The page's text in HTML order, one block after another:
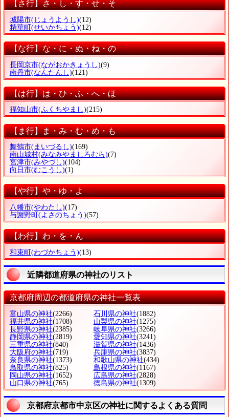
【さ行】さ・し・す・せ・そ
城陽市(じょうようし)(12)
精華町 (せいかちょう)(12)
【な行】な・に・ぬ・ね・の
長岡京市(ながおかきょうし)(9)
南丹市(なんたんし)(121)
【は行】は・ひ・ふ・へ・ほ
福知山市(ふくちやまし)(215)
【ま行】ま・み・む・め・も
舞鶴市(まいづるし)(169)
南山城村(みなみやましろむら)(7)
宮津市(みやづし)(104)
向日市(むこうし)(1)
【や行】や・ゆ・よ
八幡市(やわたし)(17)
与謝野町 (よさのちょう)(57)
【わ行】わ・を・ん
和束町(わづかちょう)(13)
近隣都道府県の神社のリスト
京都府周辺の都道府県の神社一覧表
富山県の神社(2266) 石川県の神社(1882)
福井県の神社(1708) 山梨県の神社(1275)
長野県の神社(2385) 岐阜県の神社(3266)
静岡県の神社(2819) 愛知県の神社(3241)
三重県の神社(840) 滋賀県の神社(1436)
大阪府の神社(719) 兵庫県の神社(3837)
奈良県の神社(1373) 和歌山県の神社(434)
鳥取県の神社(825) 島根県の神社(1167)
岡山県の神社(1652) 広島県の神社(2828)
山口県の神社(765) 徳島県の神社(1309)
京都府京都市中京区の神社に関するよくある質問